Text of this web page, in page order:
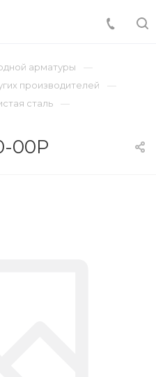
арматуры
производителей
сталь
00Р